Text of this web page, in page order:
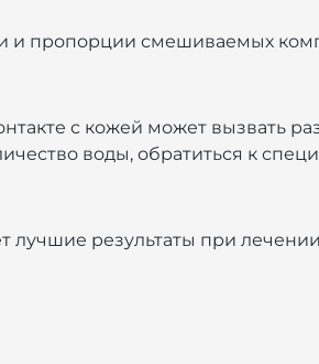
и пропорции смешиваемых
с кожей может вызвать
воды, обратиться к
результаты при